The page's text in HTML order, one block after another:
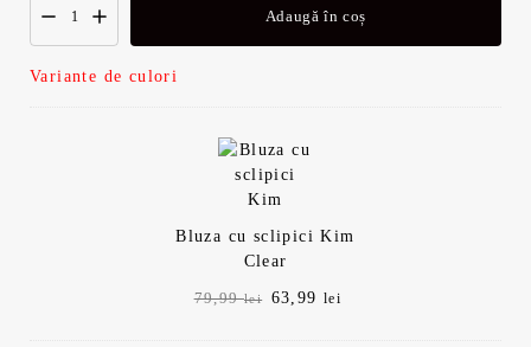
Adaugă în coș
Variante de culori
Bluza cu sclipici Kim
Clear
79,99lei
Prețul
63,99lei